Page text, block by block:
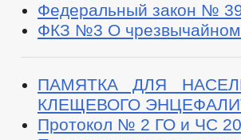
Федеральный закон №
ФКЗ №3 О чрезвычайном
ПАМЯТКА ДЛЯ
КЛЕЩЕВОГО
Протокол № 2 ГО и ЧС